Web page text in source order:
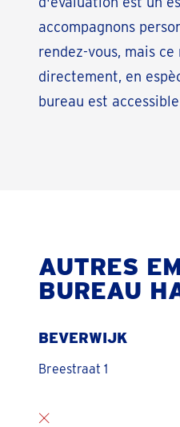
accompagnons
rendez-vous, mais
directement, en
bureau est
AUTRES
BUREAU
BEVERWIJK
Breestraat 1